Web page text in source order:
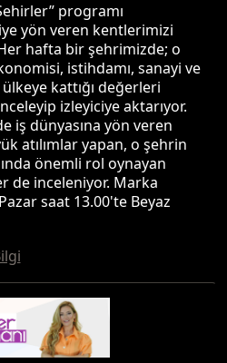
programı
yön veren kentlerimizi
hafta bir şehrimizde; o
istihdamı, sanayi ve
kattığı değerleri
izleyiciye aktarıyor.
iş dünyasına yön veren
atılımlar yapan, o şehrin
önemli rol oynayan
de inceleniyor. Marka
saat 13.00'te Beyaz